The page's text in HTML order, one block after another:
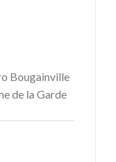
Bougainville
de la Garde